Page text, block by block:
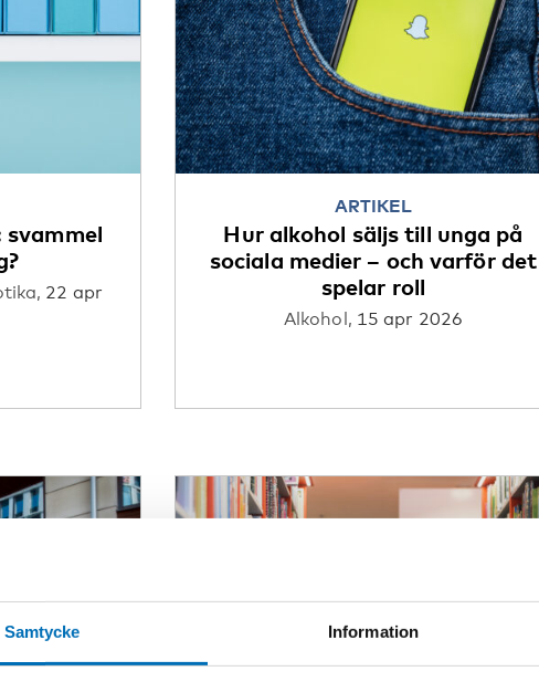
Samtycke Information
22 apr
ARTIKEL
Hur alkohol säljs till unga på
sociala medier – och varför det
spelar roll
Alkohol, 15 apr 2026